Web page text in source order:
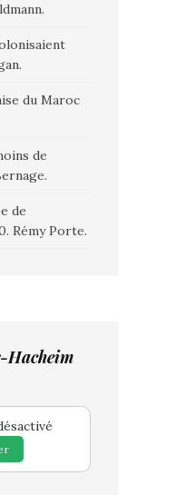
du Maroc
de
de
Rémy Porte.
Hacheim